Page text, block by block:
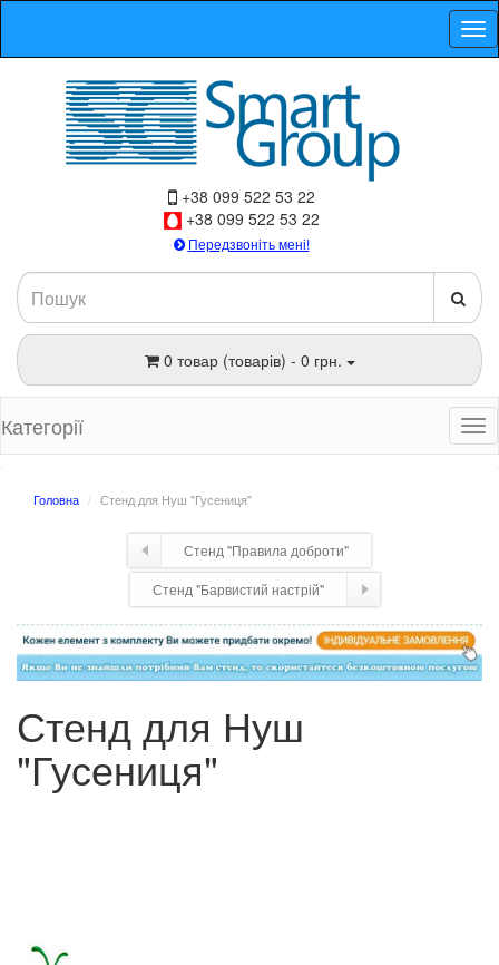
+38 099 522 53 22
+38 099 522 53 22
Передзвоніть мені!
0 товар (товарів) - 0 грн.
Категорії
Головна Стенд для Нуш "Гусениця"
Стенд "Правила доброти"
Стенд "Барвистий настрій"
Стенд для Нуш
"Гусениця"